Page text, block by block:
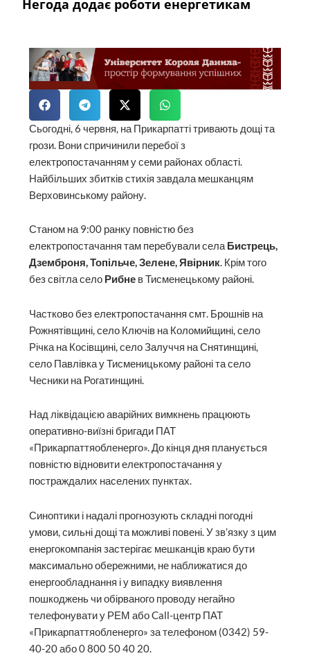
Негода додає роботи енергетикам
Сьогодні, 6 червня, на Прикарпатті тривають дощі та
грози. Вони спричинили перебої з
електропостачанням у семи районах області.
Найбільших збитків стихія завдала мешканцям
Верховинському району.
Станом на 9:00 ранку повністю без
електропостачання там перебували села Бистрець,
Дземброня, Топільче, Зелене, Явірник. Крім того
без світла село Рибне в Тисменецькому районі.
Частково без електропостачання смт. Брошнів на
Рожнятівщині, село Ключів на Коломийщині, село
Річка на Косівщині, село Залуччя на Снятинщині,
село Павлівка у Тисменицькому районі та село
Чесники на Рогатинщині.
Над ліквідацією аварійних вимкнень працюють
оперативно-виїзні бригади ПАТ
«Прикарпаттяобленерго». До кінця дня планується
повністю відновити електропостачання у
постраждалих населених пунктах.
Синоптики і надалі прогнозують складні погодні
умови, сильні дощі та можливі повені. У зв’язку з цим
енергокомпанія застерігає мешканців краю бути
максимально обережними, не наближатися до
енергообладнання і у випадку виявлення
пошкоджень чи обірваного проводу негайно
телефонувати у РЕМ або Call-центр ПАТ
«Прикарпаттяобленерго» за телефоном (0342) 59-
40-20 або 0 800 50 40 20.